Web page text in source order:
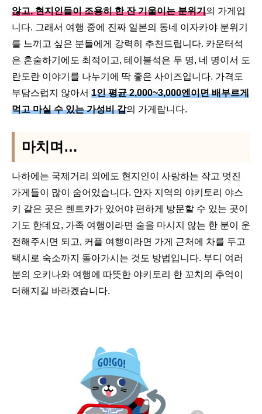
않고, 현지인들이 조용히 한 잔 기울이는 분위기의 가게입
니다. 그래서 여행 중에 진짜 일본의 동네 이자카야 분위기
를 느끼고 싶은 분들에게 강력히 추천드립니다. 카운터석
은 혼술하기에도 최적이고, 테이블석은 두 명, 네 명이서 도
란도란 이야기를 나누기에 딱 좋은 사이즈입니다. 가격도
부담스럽지 않아서 1인 평균 2,000~3,000엔이면 배부르게
먹고 마실 수 있는 가성비 갑의 가게랍니다.
마치며…
나하에는 국제거리 외에도 현지인이 사랑하는 작고 멋진
가게들이 많이 숨어있습니다. 안자 지역의 야키토리 야스
키 같은 곳은 렌트카가 있어야 편하게 방문할 수 있는 곳이
기도 한데요, 가족 여행이라면 술을 마시지 않는 한 분이 운
전해주시면 되고, 커플 여행이라면 가게 근처에 차를 두고
택시로 숙소까지 돌아가시는 것도 방법입니다. 부디 여러
분의 오키나와 여행에 따뜻한 야키토리 한 꼬치의 추억이
더해지길 바라겠습니다.